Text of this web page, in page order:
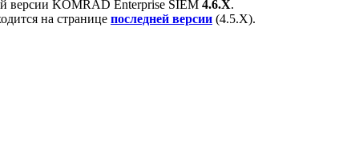
версии KOMRAD Enterprise SIEM 4.6.X.
на странице последней версии (4.5.X).